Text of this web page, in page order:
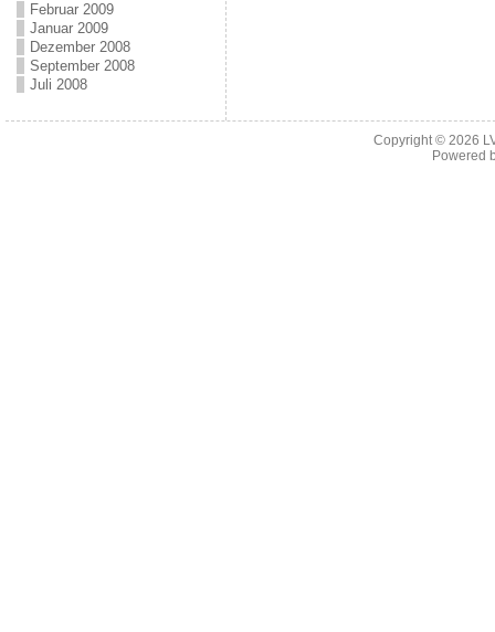
Februar 2009
Januar 2009
Dezember 2008
September 2008
Juli 2008
Copyright © 2026
Powered